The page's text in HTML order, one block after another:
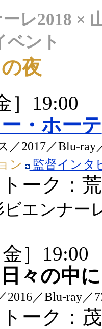
レ2018 ×
ベント
夜
］19:00
ー・ホーテ
／2017／Blu-ray
ン
監督インタ
ーク：
ビエンナー
］19:00
々の中
2016／Blu-ray／
ーク：